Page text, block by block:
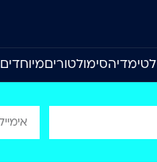
סימולטוריםמיוחדים